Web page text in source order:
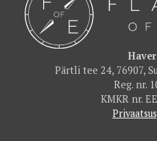
Pärtli tee 24, 76907,
Reg. nr.
KMKR nr.